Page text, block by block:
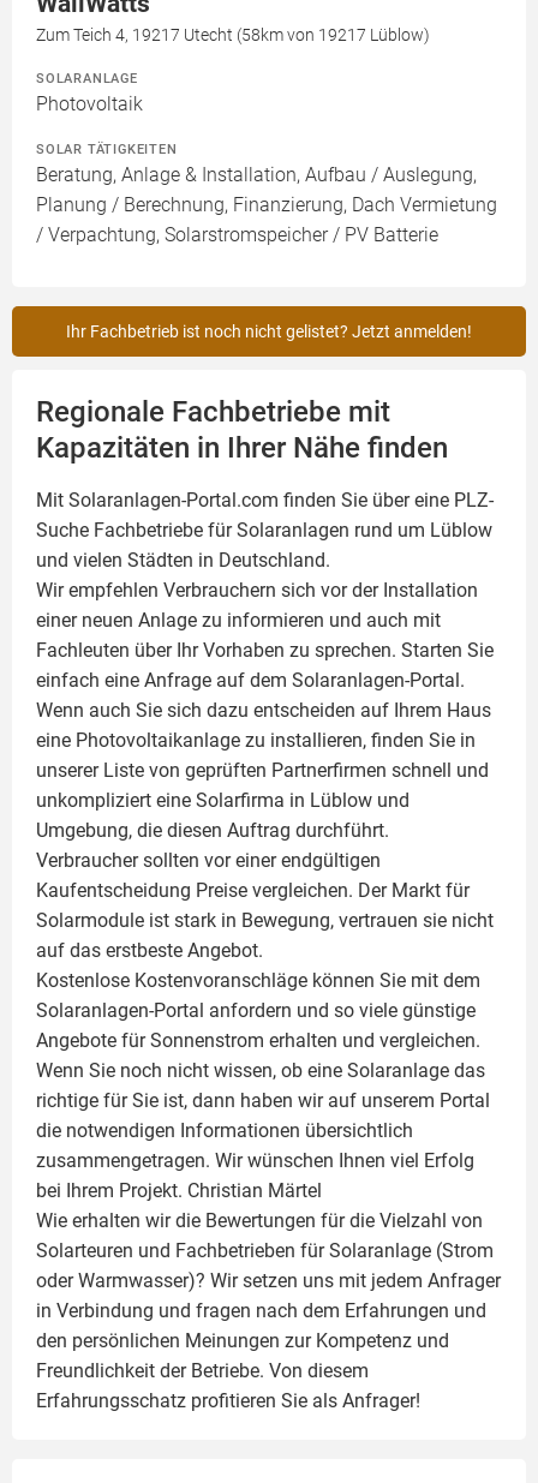
Zum Teich 4, 19217 Utecht (58km von 19217 Lüblow)
SOLARANLAGE
Photovoltaik
SOLAR TÄTIGKEITEN
Beratung, Anlage & Installation, Aufbau / Auslegung,
Planung / Berechnung, Finanzierung, Dach Vermietung
/ Verpachtung, Solarstromspeicher / PV Batterie
Ihr Fachbetrieb ist noch nicht gelistet? Jetzt anmelden!
Regionale Fachbetriebe mit
Kapazitäten in Ihrer Nähe finden
Mit Solaranlagen-Portal.com finden Sie über eine PLZ-
Suche Fachbetriebe fürSolaranlagen rund um Lüblow
und vielen Städten in Deutschland.
Wir empfehlen Verbrauchern sich vor der Installation
einer neuen Anlage zu informieren und auch mit
Fachleuten über Ihr Vorhaben zu sprechen. Starten Sie
einfach eine Anfrage auf dem Solaranlagen-Portal.
Wenn auch Sie sich dazu entscheiden auf Ihrem Haus
eine Photovoltaikanlage zu installieren, finden Sie in
unserer Liste von geprüften Partnerfirmen schnell und
unkompliziert eine Solarfirma in Lüblow und
Umgebung, die diesen Auftrag durchführt.
Verbraucher sollten vor einer endgültigen
Kaufentscheidung Preise vergleichen. Der Markt für
Solarmodule ist stark in Bewegung, vertrauen sie nicht
auf das erstbeste Angebot.
Kostenlose Kostenvoranschläge können Sie mit dem
Solaranlagen-Portal anfordern und so viele günstige
Angebote für Sonnenstrom erhalten und vergleichen.
Wenn Sie noch nicht wissen, ob eine Solaranlage das
richtige für Sie ist, dann haben wir auf unserem Portal
die notwendigen Informationen übersichtlich
zusammengetragen. Wir wünschen Ihnen viel Erfolg
bei Ihrem Projekt. Christian Märtel
Wie erhalten wir die Bewertungen für die Vielzahl von
Solarteuren und Fachbetrieben für Solaranlage (Strom
oder Warmwasser)? Wir setzen uns mit jedem Anfrager
in Verbindung und fragen nach dem Erfahrungen und
den persönlichen Meinungen zur Kompetenz und
Freundlichkeit der Betriebe. Von diesem
Erfahrungsschatz profitieren Sie als Anfrager!